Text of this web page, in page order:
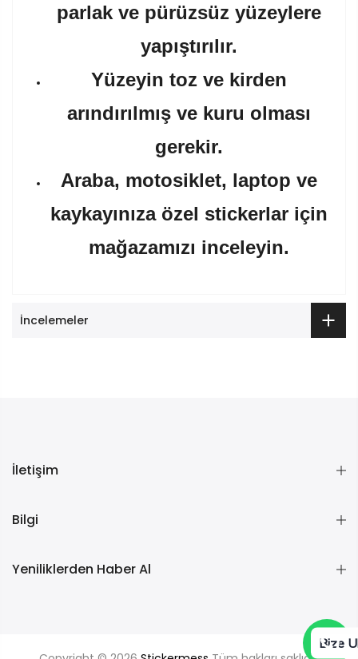
parlak ve pürüzsüz yüzeylere
yapıştırılır.
Yüzeyin toz ve kirden
arındırılmış ve kuru olması
gerekir.
Araba, motosiklet, laptop ve
kaykayınıza özel stickerlar için
mağazamızı inceleyin.
İncelemeler
İletişim
Bilgi
Yeniliklerden Haber Al
Bize